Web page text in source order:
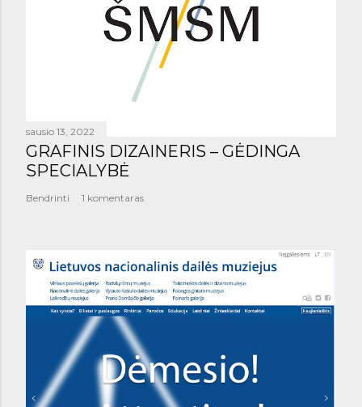
sausio 13, 2022
GRAFINIS DIZAINERIS – GĖDINGA
SPECIALYBĖ
Bendrinti 1 komentaras